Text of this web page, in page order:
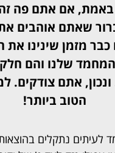
באמת, אם אתם פה
שאתם אוהבים
כבר מזמן שינינו
המחמד שלנו והם
אתם צודקים.
הטוב ביותר!
לעיתים נתקלים